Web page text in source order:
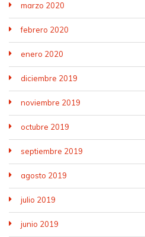
marzo 2020
febrero 2020
enero 2020
diciembre 2019
noviembre 2019
octubre 2019
septiembre 2019
agosto 2019
julio 2019
junio 2019